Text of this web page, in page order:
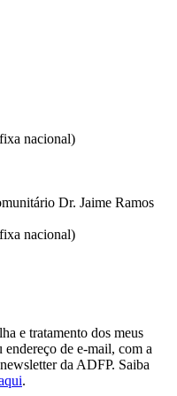
nacional)
Dr. Jaime Ramos
nacional)
e tratamento dos meus
endereço de e-mail, com a
da ADFP. Saiba
.